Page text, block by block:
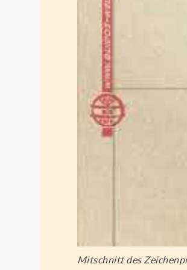
Mitschnitt des